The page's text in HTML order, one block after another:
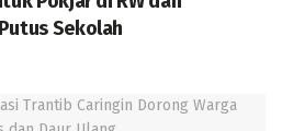
Sekolah